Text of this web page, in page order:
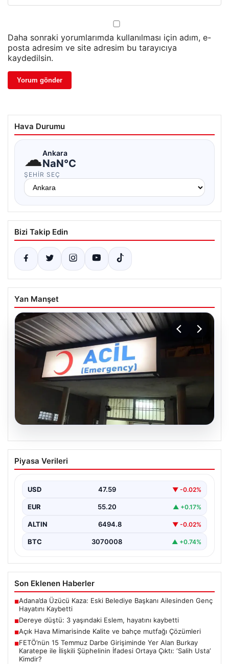
Daha sonraki yorumlarımda kullanılması için adım, e-
posta adresim ve site adresim bu tarayıcıya
kaydedilsin.
Hava Durumu
☁Ankara
NaN°C
ŞEHIR SEÇ
Bizi Takip Edin
Yan Manşet
05.08.2026
Dereye düştü: 3 yaşındaki Eslem,
hayatını kaybetti
Piyasa Verileri
USD 47.59 ▼ -0.02%
EUR 55.20 ▲ +0.17%
ALTIN 6494.8 ▼ -0.02%
BTC 3070008 ▲ +0.74%
Son Eklenen Haberler
■Adana’da Üzücü Kaza: Eski Belediye Başkanı Ailesinden Genç
Hayatını Kaybetti
■Dereye düştü: 3 yaşındaki Eslem, hayatını kaybetti
■Açık Hava Mimarisinde Kalite ve bahçe mutfağı Çözümleri
■FETÖ’nün 15 Temmuz Darbe Girişiminde Yer Alan Burkay
Karatepe ile İlişkili Şüphelinin İfadesi Ortaya Çıktı: ‘Salih Usta’
Kimdir?